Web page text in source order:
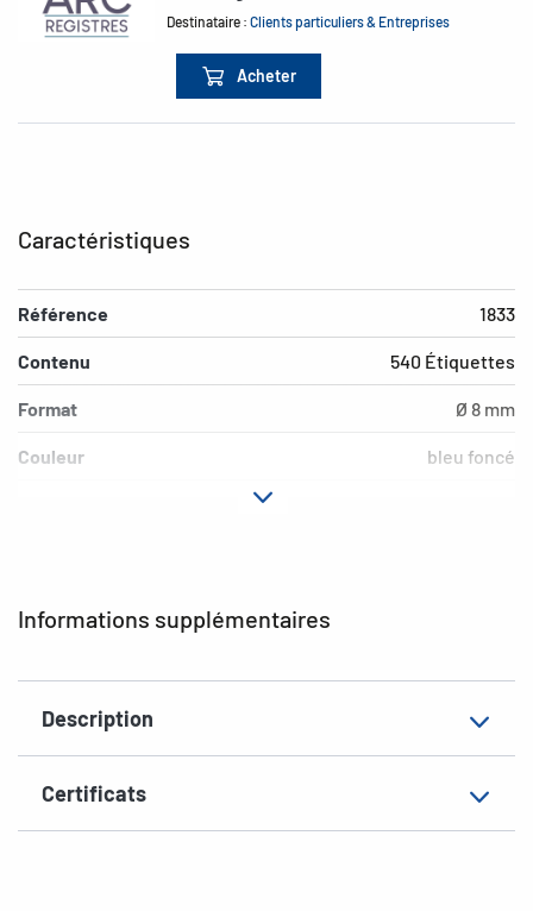
Destinataire :Clients particuliers & Entreprises
Acheter
Informations supplémentaires
Description
Certificats
Caractéristiques
Référence 1833
Contenu 540 Étiquettes
Format Ø 8 mm
Couleur bleu foncé